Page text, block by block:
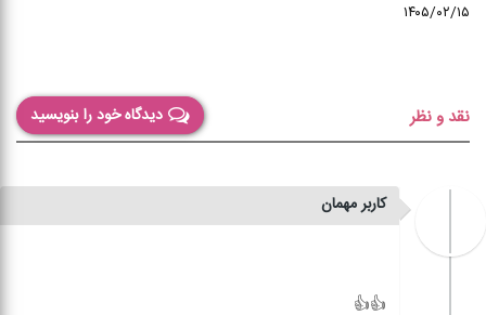
۱۴۰۵/۰۲/۱۵
دیدگاه خود را بنویسید نقد و نظر
کاربر مهمان